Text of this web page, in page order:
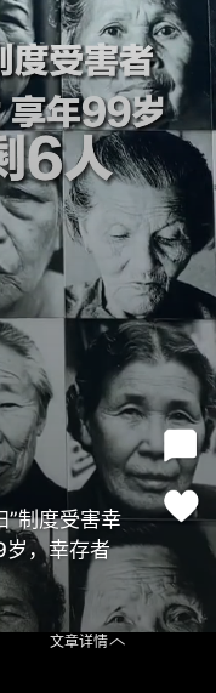
”制度受害幸
岁，幸存者
文章详情